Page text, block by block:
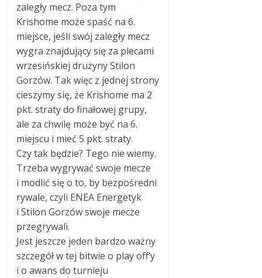
zaległy mecz. Poza tym
Krishome może spaść na 6.
miejsce, jeśli swój zaległy mecz
wygra znajdujący się za plecami
wrzesińskiej drużyny Stilon
Gorzów. Tak więc z jednej strony
cieszymy się, że Krishome ma 2
pkt. straty do finałowej grupy,
ale za chwilę może być na 6.
miejscu i mieć 5 pkt. straty.
Czy tak będzie? Tego nie wiemy.
Trzeba wygrywać swoje mecze
i modlić się o to, by bezpośredni
rywale, czyli ENEA Energetyk
i Stilon Gorzów swoje mecze
przegrywali.
Jest jeszcze jeden bardzo ważny
szczegół w tej bitwie o play off’y
i o awans do turnieju